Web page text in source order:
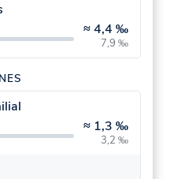
≈4,4 ‰
7,9 ‰
≈ 1,3 ‰
3,2 ‰